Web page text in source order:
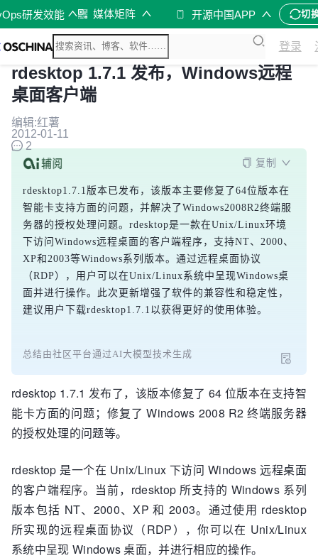
研发效能 媒体矩阵 开源中国APP 切
登录
rdesktop 1.7.1 发布，Windows远程
桌面客户端
编辑:红薯
2012-01-11
2
复制
rdesktop1.7.1版本已发布，该版本主要修复了64位版本在
智能卡支持方面的问题，并解决了Windows2008R2终端服
务器的授权处理问题。rdesktop是一款在Unix/Linux环境
下访问Windows远程桌面的客户端程序，支持NT、2000、
XP和2003等Windows系列版本。通过远程桌面协议
（RDP），用户可以在Unix/Linux系统中呈现Windows桌
面并进行操作。此次更新增强了软件的兼容性和稳定性，
建议用户下载rdesktop1.7.1以获得更好的使用体验。
总结由社区平台通过AI大模型技术生成
rdesktop 1.7.1 发布了，该版本修复了 64 位版本在支持智
能卡方面的问题；修复了 Windows 2008 R2 终端服务器
的授权处理的问题等。
rdesktop 是一个在 Unix/Linux 下访问 Windows 远程桌面
的客户端程序。当前，rdesktop 所支持的 Windows 系列
版本包括 NT、2000、XP 和 2003。通过使用 rdesktop
所实现的远程桌面协议（RDP），你可以在 Unix/Linux
系统中呈现 Windows 桌面，并进行相应的操作。